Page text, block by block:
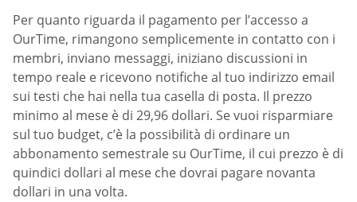
Per quanto riguarda il pagamento per l’accesso a
OurTime, rimangono semplicemente in contatto con i
membri, inviano messaggi, iniziano discussioni in
tempo reale e ricevono notifiche al tuo indirizzo email
sui testi che hai nella tua casella di posta. Il prezzo
minimo al mese è di 29,96 dollari. Se vuoi risparmiare
sul tuo budget, c’è la possibilità di ordinare un
abbonamento semestrale su OurTime, il cui prezzo è di
quindici dollari al mese che dovrai pagare novanta
dollari in una volta.